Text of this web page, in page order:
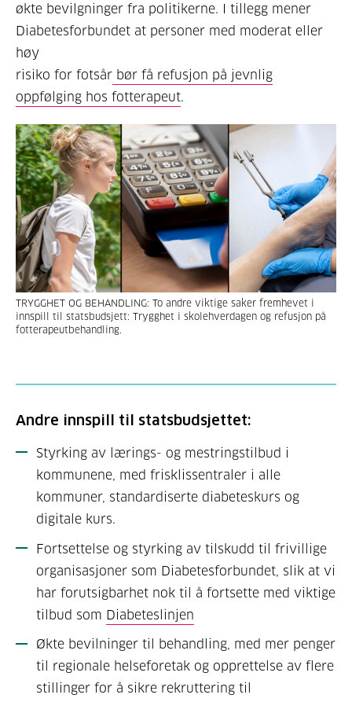
økte bevilgninger fra politikerne. I tillegg mener
Diabetesforbundet at personer med moderat eller
høy
risiko for fotsår bør få refusjon på jevnlig
oppfølging hos fotterapeut.
TRYGGHET OG BEHANDLING: To andre viktige saker fremhevet i
innspill til statsbudsjett: Trygghet i skolehverdagen og refusjon på
fotterapeutbehandling.
Andre innspill til statsbudsjettet:
Styrking av lærings- og mestringstilbud i
kommunene, med frisklissentraler i alle
kommuner, standardiserte diabeteskurs og
digitale kurs.
Fortsettelse og styrking av tilskudd til frivillige
organisasjoner som Diabetesforbundet, slik at vi
har forutsigbarhet nok til å fortsette med viktige
tilbud som Diabeteslinjen
Økte bevilninger til behandling, med mer penger
til regionale helseforetak og opprettelse av flere
stillinger for å sikre rekruttering til